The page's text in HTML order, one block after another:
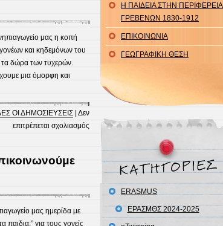
μας η κοπή
και κηδεμόνων του
τα δώρα των τυχερών.
μια όμορφη και
ΟΙ ΔΗΜΟΣΙΕΥΣΕΙΣ| Δεν
επιτρέπεται σχολιασμόςστο
Βασιλόπιτας
2023
μας ημερίδα με
για τους γονείς
Η ΠΑΙΔΕΙΑ ΣΤΗΝ ΠΕΡΙΦΕΡΕΙΑ
ΓΡΕΒΕΝΩΝ 1830-1912
ΕΠΙΚΟΙΝΩΝΙΑ
ΓΕΩΓΡΑΦΙΚΗ ΘΕΣΗ
ERASMUS
ΕΡΑΣΜΘΣ 2024-2025